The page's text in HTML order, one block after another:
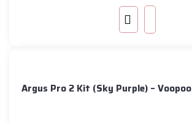
Argus Pro 2 Kit (Sky Purple) – Voopoo